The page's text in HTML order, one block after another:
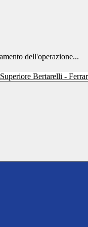
dell'operazione...